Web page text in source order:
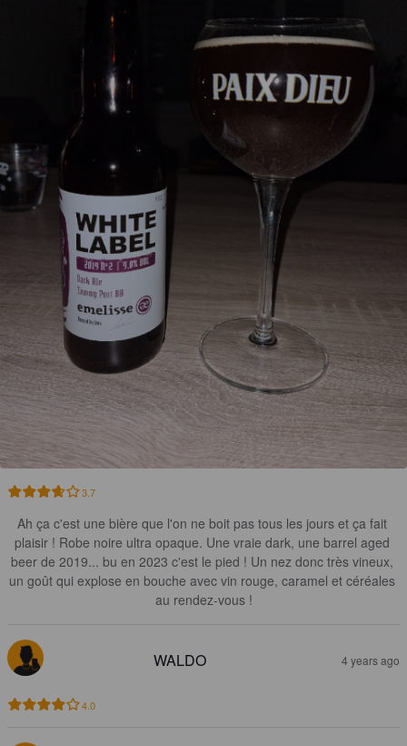
3.7
Ah ça c'est une bière que l'on ne boit pas tous les jours et ça fait
plaisir ! Robe noire ultra opaque. Une vraie dark, une barrel aged
beer de 2019... bu en 2023 c'est le pied ! Un nez donc très vineux,
un goût qui explose en bouche avec vin rouge, caramel et céréales
au rendez-vous !
WALDO 4 years ago
4.0